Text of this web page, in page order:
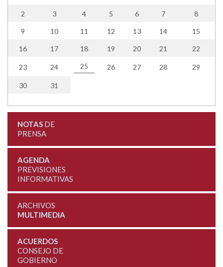
2 3 4 5 6 7 8
9 10 11 12 13 14 15
16 17 18 19 20 21 22
23 24 25 26 27 28 29
30 31
NOTASDE
PRENSA
AGENDA
PREVISIONES
INFORMATIVAS
ARCHIVOS
MULTIMEDIA
ACUERDOS
CONSEJO DE
GOBIERNO